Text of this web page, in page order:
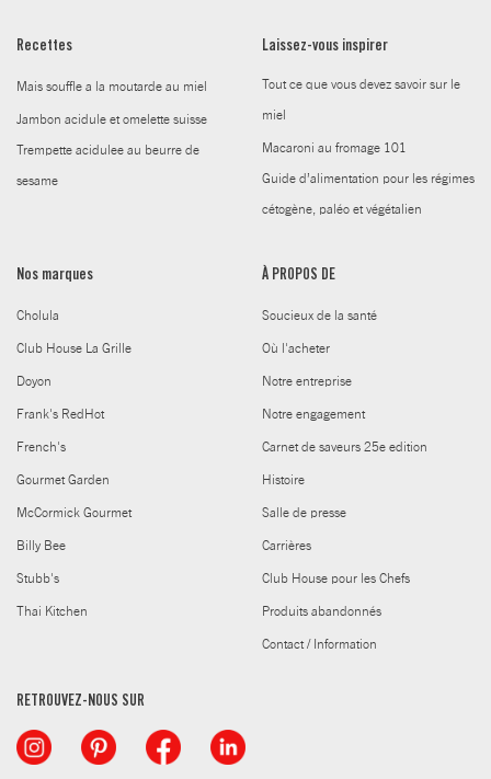
Recettes
Mais souffle a la moutarde au miel
Jambon acidule et omelette suisse
Trempette acidulee au beurre de
sesame
Laissez-vous inspirer
Tout ce que vous devez savoir sur le
miel
Macaroni au fromage 101
Guide d’alimentation pour les régimes
cétogène, paléo et végétalien
Nos marques
Cholula
Club House La Grille
Doyon
Frank's RedHot
French's
Gourmet Garden
McCormick Gourmet
Billy Bee
Stubb's
Thai Kitchen
À PROPOS DE
Soucieux de la santé
Où l'acheter
Notre entreprise
Notre engagement
Carnet de saveurs 25e edition
Histoire
Salle de presse
Carrières
Club House pour les Chefs
Produits abandonnés
Contact / Information
RETROUVEZ-NOUS SUR